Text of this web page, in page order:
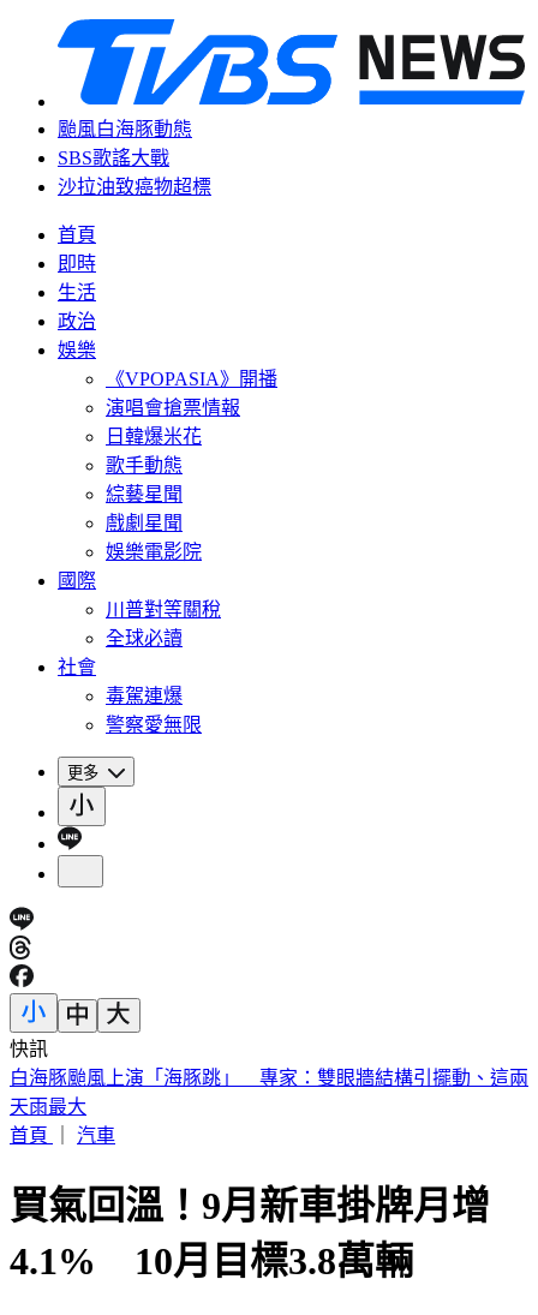
颱風白海豚動態
SBS歌謠大戰
沙拉油致癌物超標
首頁
即時
生活
政治
娛樂
《VPOPASIA》開播
演唱會搶票情報
日韓爆米花
歌手動態
綜藝星聞
戲劇星聞
娛樂電影院
國際
川普對等關稅
全球必讀
社會
毒駕連爆
警察愛無限
更多
快訊
《半澤直樹》男星及川光博驚喜宣布再婚！妻子懷孕升格當爸
首頁｜ 汽車
買氣回溫！9月新車掛牌月增
4.1% 10月目標3.8萬輛